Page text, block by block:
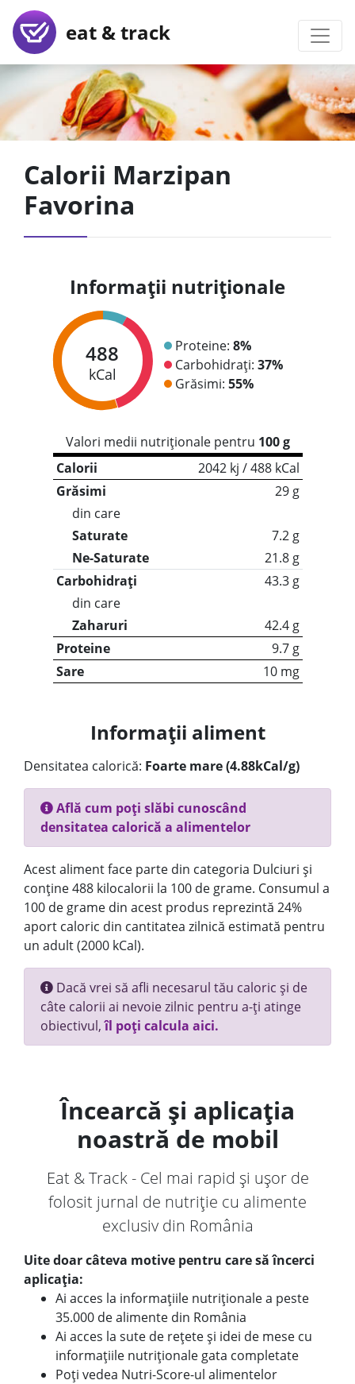
eat & track
Calorii Marzipan
Favorina
Informații nutriționale
488
kCal
Proteine: 8%
Carbohidrați: 37%
Grăsimi: 55%
Valori medii nutriționale pentru 100 g
Calorii
2042 kj / 488 kCal
Grăsimi
29 g
din care
Saturate
7.2 g
Ne-Saturate
21.8 g
Carbohidrați
43.3 g
din care
Zaharuri
42.4 g
Proteine
9.7 g
Sare
10 mg
Informații aliment
Densitatea calorică: Foarte mare (4.88kCal/g)
Află cum poți slăbi cunoscând
densitatea calorică a alimentelor
Acest aliment face parte din categoria Dulciuri și
conține 488 kilocalorii la 100 de grame. Consumul a
100 de grame din acest produs reprezintă 24%
aport caloric din cantitatea zilnică estimată pentru
un adult (2000 kCal).
Dacă vrei să afli necesarul tău caloric și de
câte calorii ai nevoie zilnic pentru a-ți atinge
obiectivul,îl poți calcula aici.
Încearcă și aplicația
noastră de mobil
Eat & Track - Cel mai rapid și ușor de
folosit jurnal de nutriție cu alimente
exclusiv din România
Uite doar câteva motive pentru care să încerci
aplicația:
Ai acces la informațiile nutriționale a peste
35.000 de alimente din România
Ai acces la sute de rețete și idei de mese cu
informațiile nutriționale gata completate
Poți vedea Nutri-Score-ul alimentelor